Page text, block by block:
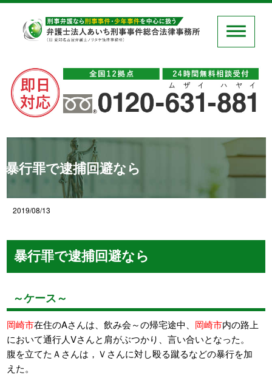
暴行罪で逮捕回避なら
2019/08/13
暴行罪で逮捕回避なら
～ケース～
岡崎市在住のAさんは、飲み会～の帰宅途中、 岡崎市内の路上
において通行人Vさんと肩がぶつかり、言い合いとなった。
腹を立てたＡさんは，Ｖさんに対し殴る蹴るなどの暴行を加
えた。